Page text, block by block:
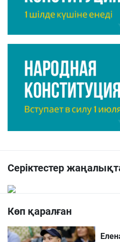
Серіктестер
Көп қаралған